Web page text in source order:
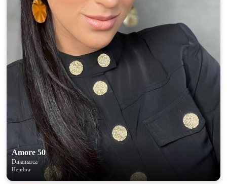
Amore 50
Dinamarca
Hembra